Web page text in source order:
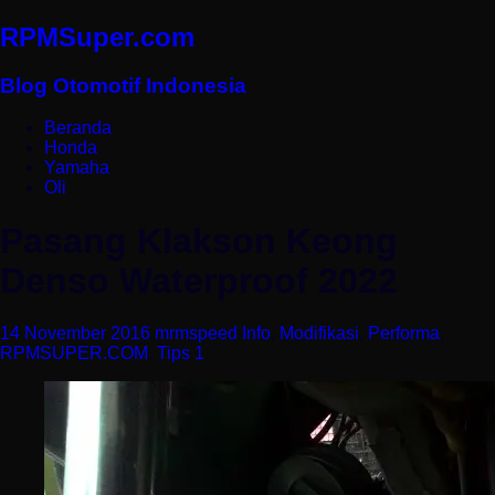
RPMSuper.com
Blog Otomotif Indonesia
Beranda
Honda
Yamaha
Oli
14 November 2016 mrmspeed Info Modifikasi Performa
RPMSUPER.COM Tips 1